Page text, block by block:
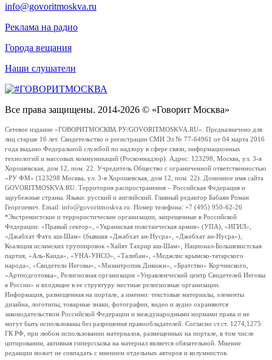
info@govoritmoskva.ru
Реклама на радио
Города вещания
Наши слушатели
Все права защищены. 2014-2026 © «Говорит Москва»
Сетевое издание «ГОВОРИТМОСКВА.РУ/GOVORITMOSKVA.RU». Предназначено для
лиц старше 16 лет. Свидетельство о регистрации СМИ Эл № 77-64961 от 04 марта 2016
года выдано Федеральной службой по надзору в сфере связи, информационных
технологий и массовых коммуникаций (Роскомнадзор). Адрес: 123298, Москва, ул. 3-я
Хорошевская, дом 12, пом. 22. Учредитель Общество с ограниченной ответственностью
«РУ ФМ» (123298 Москва, ул. 3-я Хорошевская, дом 12, пом. 22). Доменное имя сайта
GOVORITMOSKVA.RU. Территория распространения – Российская Федерация и
зарубежные страны. Языки: русский и английский. Главный редактор Бабаян Роман
Георгиевич. Email: info@govoritmoskva.ru. Номер телефона: +7 (495) 950-62-26
*Экстремистские и террористические организации, запрещенные в Российской
Федерации: «Правый сектор», «Украинская повстанческая армия» (УПА), «ИГИЛ»,
«Джабхат Фатх аш-Шам» (бывшая «Джабхат ан-Нусра», «Джебхат ан-Нусра»),
Коалиция исламских группировок «Хайят Тахрир аш-Шам», Национал-Большевистская
партия, «Аль-Каида», «УНА-УНСО», «Талибан», «Меджлис крымско-татарского
народа», «Свидетели Иеговы», «Мизантропик Дивижн», «Братство» Корчинского,
«Артподготовка», Религиозная организация «Управленческий центр Свидетелей Иеговы
в России» и входящие в ее структуру местные религиозные организации.
Информация, размещенная на портале, а именно: текстовые материалы, элементы
дизайна, логотипы, товарные знаки, фотографии, видео и аудио охраняются
законодательством Российской Федерации и международными нормами права и не
могут быть использованы без разрешения правообладателей. Согласно ст.ст. 1274,1275
ГК РФ, при любом использовании материалов, размещенных на портале, в том числе
цитировании, активная гиперссылка на материал является обязательной. Мнение
редакции может не совпадать с мнением отдельных авторов и колумнистов.